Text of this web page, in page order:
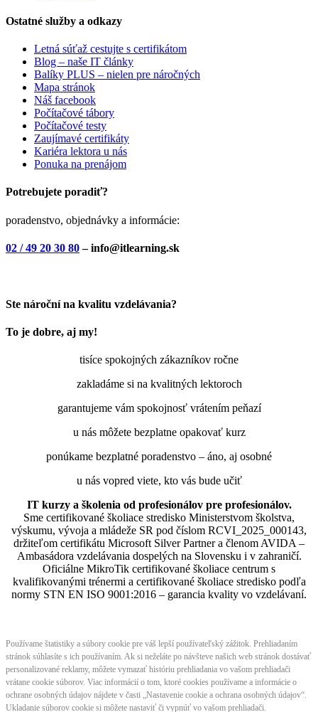
Ostatné služby a odkazy
Letná súťaž cestujte s certifikátom
Blog – naše IT články
Balíky PLUS – nielen pre náročných
Mapa stránok
Náš facebook
Počítačové tábory
Počítačové testy
Zaujímavé certifikáty
Kariéra lektora u nás
Ponuka na prenájom
Potrebujete poradiť?
poradenstvo, objednávky a informácie:
02 / 49 20 30 80– info@itlearning.sk
Ste nároční na kvalitu vzdelávania?
To je dobre, aj my!
tisíce spokojných zákazníkov ročne
zakladáme si na kvalitných lektoroch
garantujeme vám spokojnosť vrátením peňazí
u nás môžete bezplatne opakovať kurz
ponúkame bezplatné poradenstvo – áno, aj osobné
u nás vopred viete, kto vás bude učiť
IT kurzy a školenia od profesionálov pre profesionálov.
Sme certifikované školiace stredisko Ministerstvom školstva,
výskumu, vývoja a mládeže SR pod číslom RCVI_2025_000143,
držiteľom certifikátu Microsoft Silver Partner a členom AVIDA –
Ambasádora vzdelávania dospelých na Slovensku i v zahraničí.​​​​​​​​​​​​​​​​
Oficiálne MikroTik certifikované školiace centrum s
kvalifikovanými trénermi ​​​​​​​​​​a certifikované školiace stredisko podľa
normy STN EN ISO 9001:2016 – garancia kvality vo vzdelávaní.
Používame štatistiky a súbory cookie pre váš lepší používateľský zážitok. Prehliadaním
stránok súhlasíte s ich používaním. Ak si neželáte po návšteve našich web stránok dostávať
personalizované reklamy, môžete vymazať históriu prehliadania vo vašom prehliadači
vrátane cookie súborov. Viac informácií o tom, ktoré cookies používame a informácie o
ochrane osobných údajov nájdete v časti „Nastavenie cookie a ochrana osobných údajov“.
Ukladanie súborov cookie si môžete nastaviť či vypnúť vo vašom prehliadači.